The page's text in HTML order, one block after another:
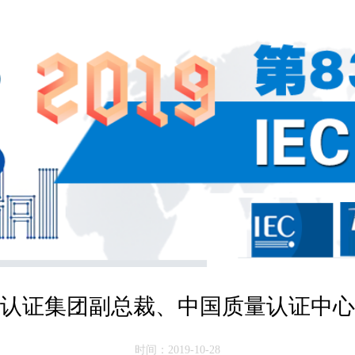
证集团副总裁、中国质量认证中
时间：2019-10-28